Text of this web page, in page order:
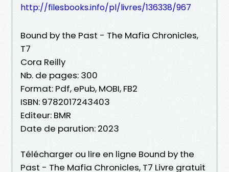
http://filesbooks.info/pl/livres/136338/967
Bound by the Past - The Mafia Chronicles,
T7
Cora Reilly
Nb. de pages: 300
Format: Pdf, ePub, MOBI, FB2
ISBN: 9782017243403
Editeur: BMR
Date de parution: 2023
Télécharger ou lire en ligne Bound by the
Past - The Mafia Chronicles, T7 Livre gratuit